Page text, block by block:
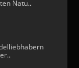
Natu..